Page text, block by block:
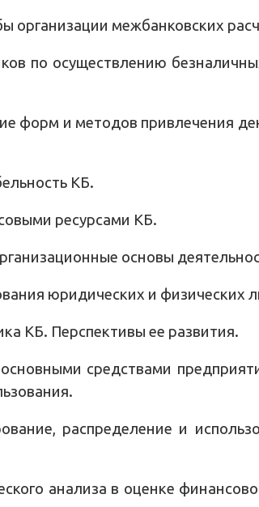
организации межбанковских
по осуществлению
форм и методов привлечения
КБ.
ресурсами КБ.
основы
юридических и физических
КБ. Перспективы ее развития.
средствами
распределение и
анализа в оценке